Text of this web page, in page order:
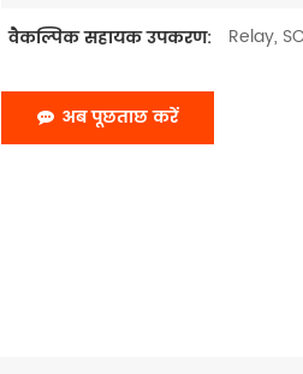
वैकल्पिक सहायक उपकरण:
Relay,
अब पूछताछ करें